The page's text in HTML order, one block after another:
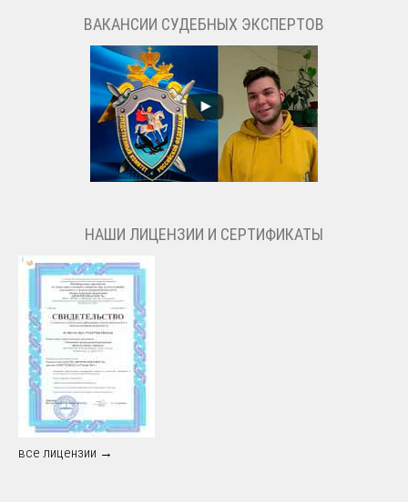
ВАКАНСИИ СУДЕБНЫХ ЭКСПЕРТОВ
НАШИ ЛИЦЕНЗИИ И СЕРТИФИКАТЫ
все лицензии →